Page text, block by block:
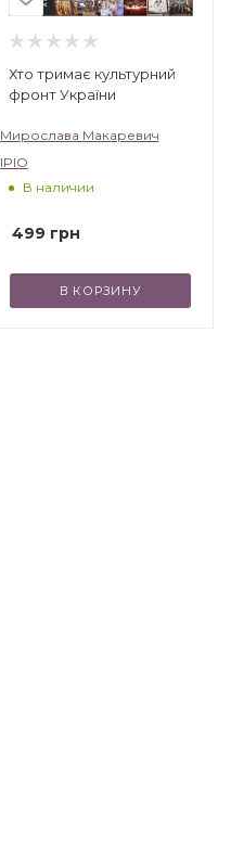
Хто тримає культурний
фронт України
Мирослава Макаревич
IPIO
В наличии
499 грн
В КОРЗИНУ